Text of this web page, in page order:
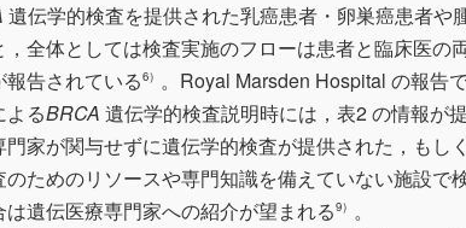
遺伝学的検査を提供された乳癌患者・卵巣癌患者や
，全体としては検査実施のフローは患者と臨床医の
告されている6） 。Royal Marsden Hospital の報告
よるBRCA 遺伝学的検査説明時には，表2 の情報が
門家が関与せずに遺伝学的検査が提供された，もし
のためのリソースや専門知識を備えていない施設で
遺伝医療専門家への紹介が望まれる9） 。